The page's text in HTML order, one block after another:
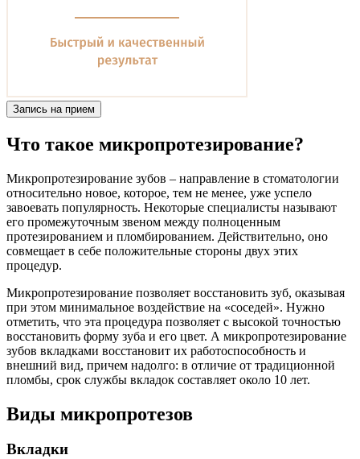
Запись на прием
Что такое микропротезирование?
Микропротезирование зубов – направление в стоматологии
относительно новое, которое, тем не менее, уже успело
завоевать популярность. Некоторые специалисты называют
его промежуточным звеном между полноценным
протезированием и пломбированием. Действительно, оно
совмещает в себе положительные стороны двух этих
процедур.
Микропротезирование позволяет восстановить зуб, оказывая
при этом минимальное воздействие на «соседей». Нужно
отметить, что эта процедура позволяет с высокой точностью
восстановить форму зуба и его цвет. А микропротезирование
зубов вкладками восстановит их работоспособность и
внешний вид, причем надолго: в отличие от традиционной
пломбы, срок службы вкладок составляет около 10 лет.
Виды микропротезов
Вкладки